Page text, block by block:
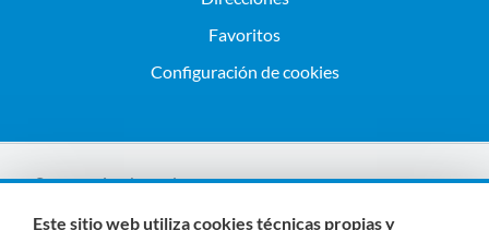
Favoritos
Configuración de cookies
Somos miembros de:
Este sitio web utiliza cookies técnicas propias y